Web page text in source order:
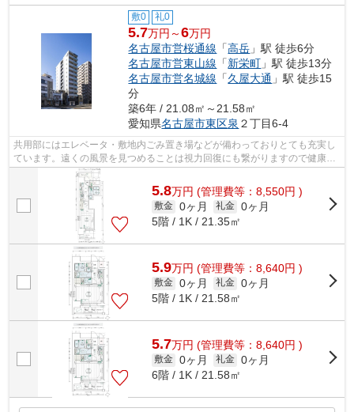
敷0 礼0
5.7万円～6万円
名古屋市営桜通線 「高岳 」駅 徒歩6分
名古屋市営東山線 「新栄町 」駅 徒歩13分
名古屋市営名城線 「久屋大通 」駅 徒歩15
分
築6年 / 21.08㎡～21.58㎡
愛知県名古屋市東区泉 ２丁目6-4
共用部にはエレベータ・敷地内ごみ置き場などが備わっておりとても充実し
ています。遠くの風景を見つめることは視力回復にも繋がりますので健康的
になれます。昼間の電気代も抑えられ...
5.8万円 (管理費等：8,550円 )
敷金 0ヶ月 礼金 0ヶ月
5階 / 1K / 21.35㎡
5.9万円 (管理費等：8,640円 )
敷金 0ヶ月 礼金 0ヶ月
5階 / 1K / 21.58㎡
5.7万円 (管理費等：8,640円 )
敷金 0ヶ月 礼金 0ヶ月
6階 / 1K / 21.58㎡